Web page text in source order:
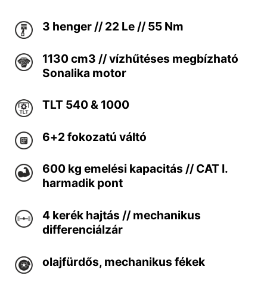
3 henger // 22 Le // 55 Nm
1130 cm3 // vízhűtéses megbízható
Sonalika motor
TLT 540 & 1000
6+2 fokozatú váltó
600 kg emelési kapacitás // CAT I.
harmadik pont
4 kerék hajtás // mechanikus
differenciálzár
olajfürdős, mechanikus fékek